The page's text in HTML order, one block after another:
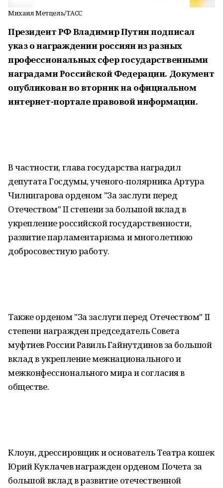
Михаил Метцель/ТАСС
Президент РФ Владимир Путин подписал
указ о награждении россиян из разных
профессиональных сфер государственными
наградами Российской Федерации. Документ
опубликован во вторник на официальном
интернет-портале правовой информации.
В частности, глава государства наградил
депутата Госдумы, ученого-полярника Артура
Чилингарова орденом "За заслуги перед
Отечеством" II степени за большой вклад в
укрепление российской государственности,
развитие парламентаризма и многолетнюю
добросовестную работу.
Также орденом "За заслуги перед Отечеством" II
степени награжден председатель Совета
муфтиев России Равиль Гайнутдинов за большой
вклад в укрепление межнационального и
межконфессионального мира и согласия в
обществе.
Клоун, дрессировщик и основатель Театра кошек
Юрий Куклачев награжден орденом Почета за
большой вклад в развитие отечественной